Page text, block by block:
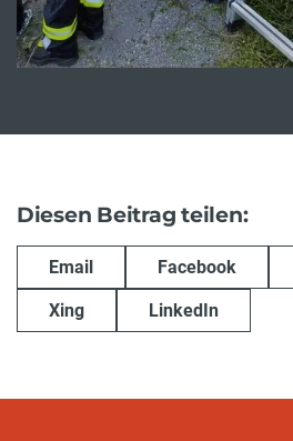
Diesen Beitrag teilen:
Email Facebook
Xing LinkedIn